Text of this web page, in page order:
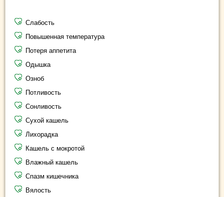
Слабость
Повышенная температура
Потеря аппетита
Одышка
Озноб
Потливость
Сонливость
Сухой кашель
Лихорадка
Кашель с мокротой
Влажный кашель
Спазм кишечника
Вялость